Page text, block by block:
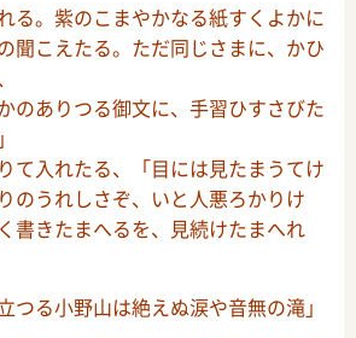
る。紫のこまやかなる紙すくよかに
聞こえたる。ただ同じさまに、かひ
のありつる御文に、手習ひすさびた
て入れたる、「目には見たまうてけ
のうれしさぞ、いと人悪ろかりけ
書きたまへるを、見続けたまへれ
つる小野山は絶えぬ涙や音無の滝」